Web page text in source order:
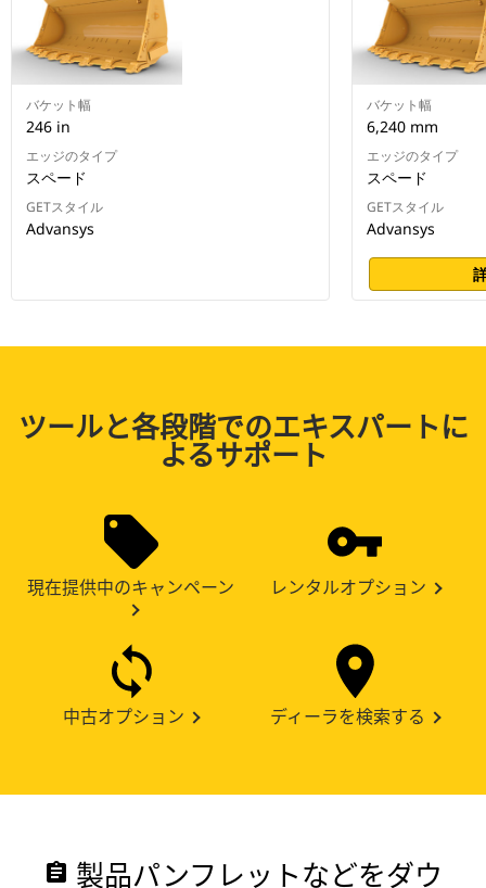
バケット幅
246 in
エッジのタイプ
スペード
GETスタイル
Advansys
バケット幅
6,240 mm
エッジのタイプ
スペード
GETスタイル
Advansys
ツールと各段階でのエキスパートに
よるサポート
現在提供中のキャンペーン レンタルオプション
中古オプション ディーラを検索する
assignment 製品パンフレットなどをダウ